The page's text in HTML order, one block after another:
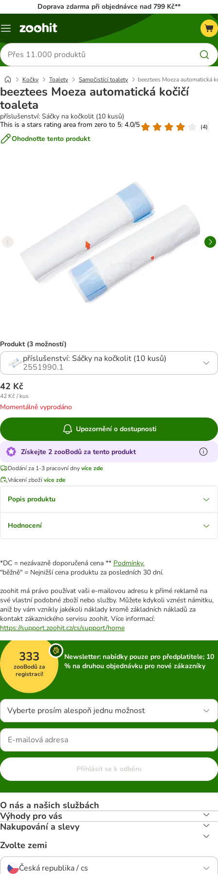
Doprava zdarma při objednávce nad 799 Kč**
Menu
Hledat
produkty
Kočky Toalety Samočistící toalety beeztees Moeza automatická
beeztees Moeza automatická kočičí
toaleta
příslušenství: Sáčky na kočkolit (10 kusů)
This is a stars rating area from zero to 5: 4.0/5
(4)
Ohodnoťte tento produkt
Produkt (3 možností)
příslušenství: Sáčky na kočkolit (10 kusů)
2551990.1
42 Kč
42 Kč / kus
Momentálně vyprodáno
Upozornění o dostupnosti
Získejte 2 zooBodů za tento produkt
Dodání za 1-3 pracovní dnyvíce zde
Vrácení zbožívíce zde
Popis produktu
Hodnocení
*DC = nezávazně doporučená cena ** Podmínky.
"běžně" = Nejnižší cena produktu za posledních 30 dní.
zoohit má právo používat vaši e-mailovou adresu k přímé reklamě na
své vlastní podobné zboží nebo služby. Můžete kdykoli vznést námitku,
aniž by vám vznikly jakékoli náklady kromě základních nákladů za
kontakt zákaznického servisu zoohit. Více informací:
https://support.zoohit.cz/cs/support/home
333
zooBodů za
registraci!
Newsletter: nabídky pouze pro předplatitele; 10
% na druhou objednávku pro nové zákazníky
Vyberte prosím alespoň jednu možnost
Přihlásit se k odběru
O nás a našich službách
Výhody pro vás
Nakupování a slevy
Zvolte zemi
Česká republika / cs